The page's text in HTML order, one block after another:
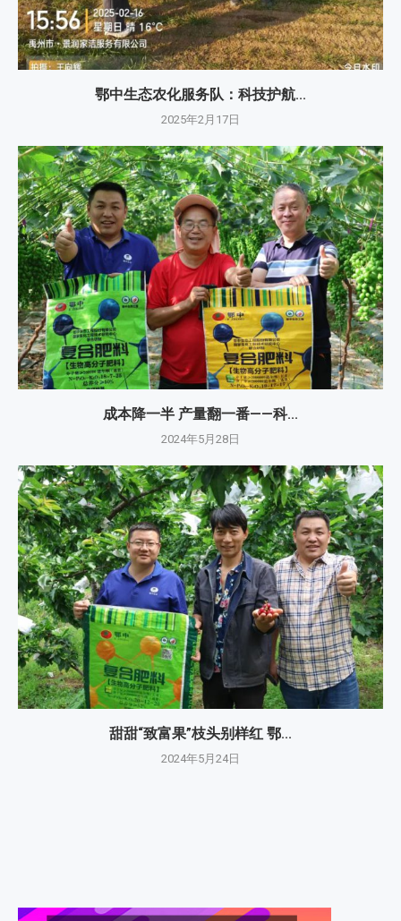
鄂中生态农化服务队：科技护航...
2025年2月17日
成本降一半 产量翻一番——科...
2024年5月28日
甜甜“致富果”枝头别样红 鄂...
2024年5月24日